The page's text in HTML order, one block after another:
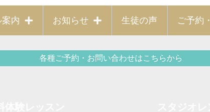
内 お知らせ 生徒の声 ご予約
各種ご予約・お問い合わせはこちらから